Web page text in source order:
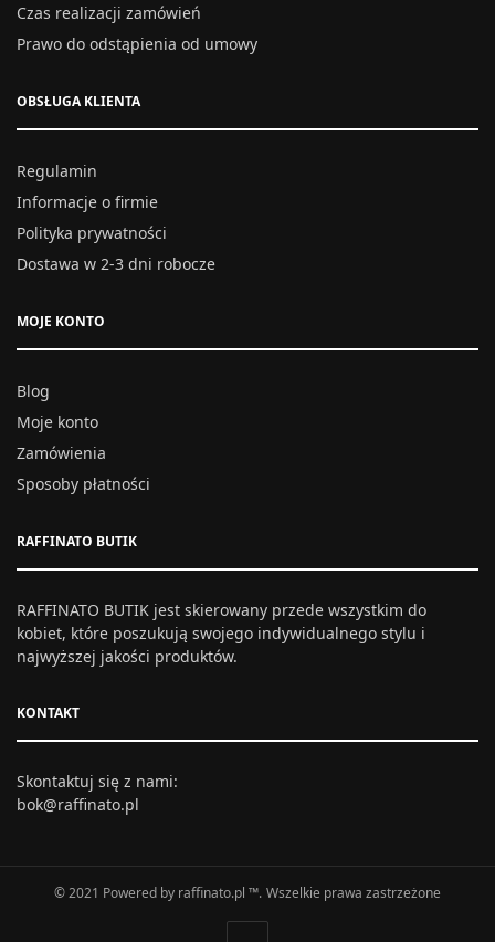
Czas realizacji zamówień
Prawo do odstąpienia od umowy
OBSŁUGA KLIENTA
Regulamin
Informacje o firmie
Polityka prywatności
Dostawa w 2-3 dni robocze
MOJE KONTO
Blog
Moje konto
Zamówienia
Sposoby płatności
RAFFINATO BUTIK
RAFFINATO BUTIK jest skierowany przede wszystkim do
kobiet, które poszukują swojego indywidualnego stylu i
najwyższej jakości produktów.
KONTAKT
Skontaktuj się z nami:
bok@raffinato.pl
© 2021 Powered by raffinato.pl ™. Wszelkie prawa zastrzeżone